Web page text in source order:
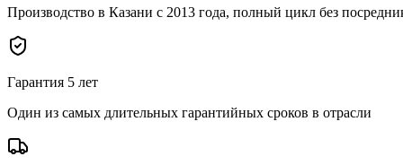
Производство в Казани с 2013 года, полный цикл без
Гарантия 5 лет
Один из самых длительных гарантийных сроков в отрасли